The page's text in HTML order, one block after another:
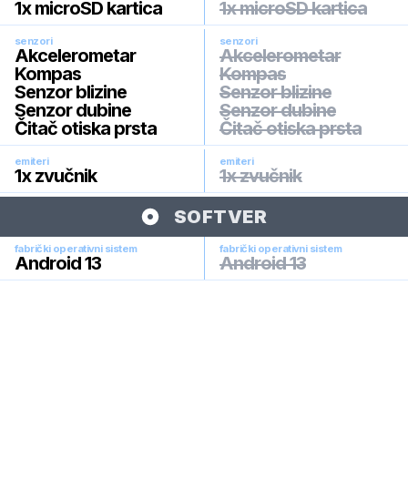
1x microSD kartica
1x microSD kartica
senzori
Akcelerometar
Kompas
Senzor blizine
Senzor dubine
Čitač otiska prsta
senzori
Akcelerometar
Kompas
Senzor blizine
Senzor dubine
Čitač otiska prsta
emiteri
1x zvučnik
emiteri
1x zvučnik
SOFTVER
fabrički operativni sistem
Android 13
fabrički operativni sistem
Android 13